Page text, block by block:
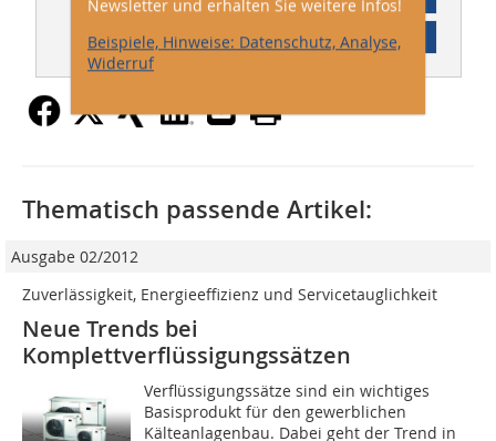
Inhaltsverzeichnis
Newsletter und erhalten Sie weitere Infos!
Beispiele, Hinweise: Datenschutz, Analyse,
Widerruf
Thematisch passende Artikel:
Ausgabe 02/2012
Zuverlässigkeit, Energieeffizienz und Servicetauglichkeit
Neue Trends bei
Komplettverflüssigungssätzen
Verflüssigungssätze sind ein wichtiges
Basisprodukt für den gewerblichen
Kälteanlagenbau. Dabei geht der Trend in